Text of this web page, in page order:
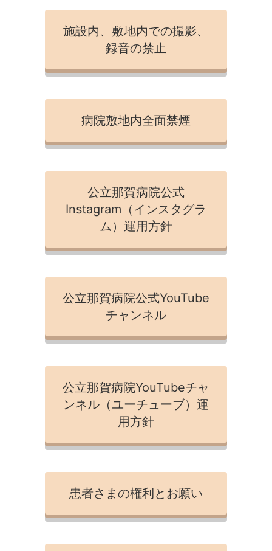
施設内、敷地内での撮影、
録音の禁止
病院敷地内全面禁煙
公立那賀病院公式
Instagram（インスタグラ
ム）運用方針
公立那賀病院公式YouTube
チャンネル
公立那賀病院YouTubeチャ
ンネル（ユーチューブ）運
用方針
患者さまの権利とお願い